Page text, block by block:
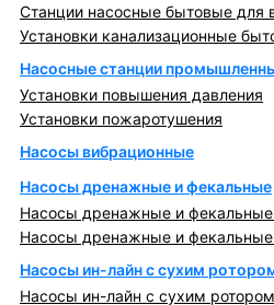
Станции насосные бытовые для
Установки канализационные
Насосные станции
Установки повышения давления
Установки пожаротушения
Насосы вибрационные
Насосы дренажные и фекальные
Насосы дренажные и
Насосы дренажные и
Насосы ин-лайн с сухим
Насосы ин-лайн с сухим